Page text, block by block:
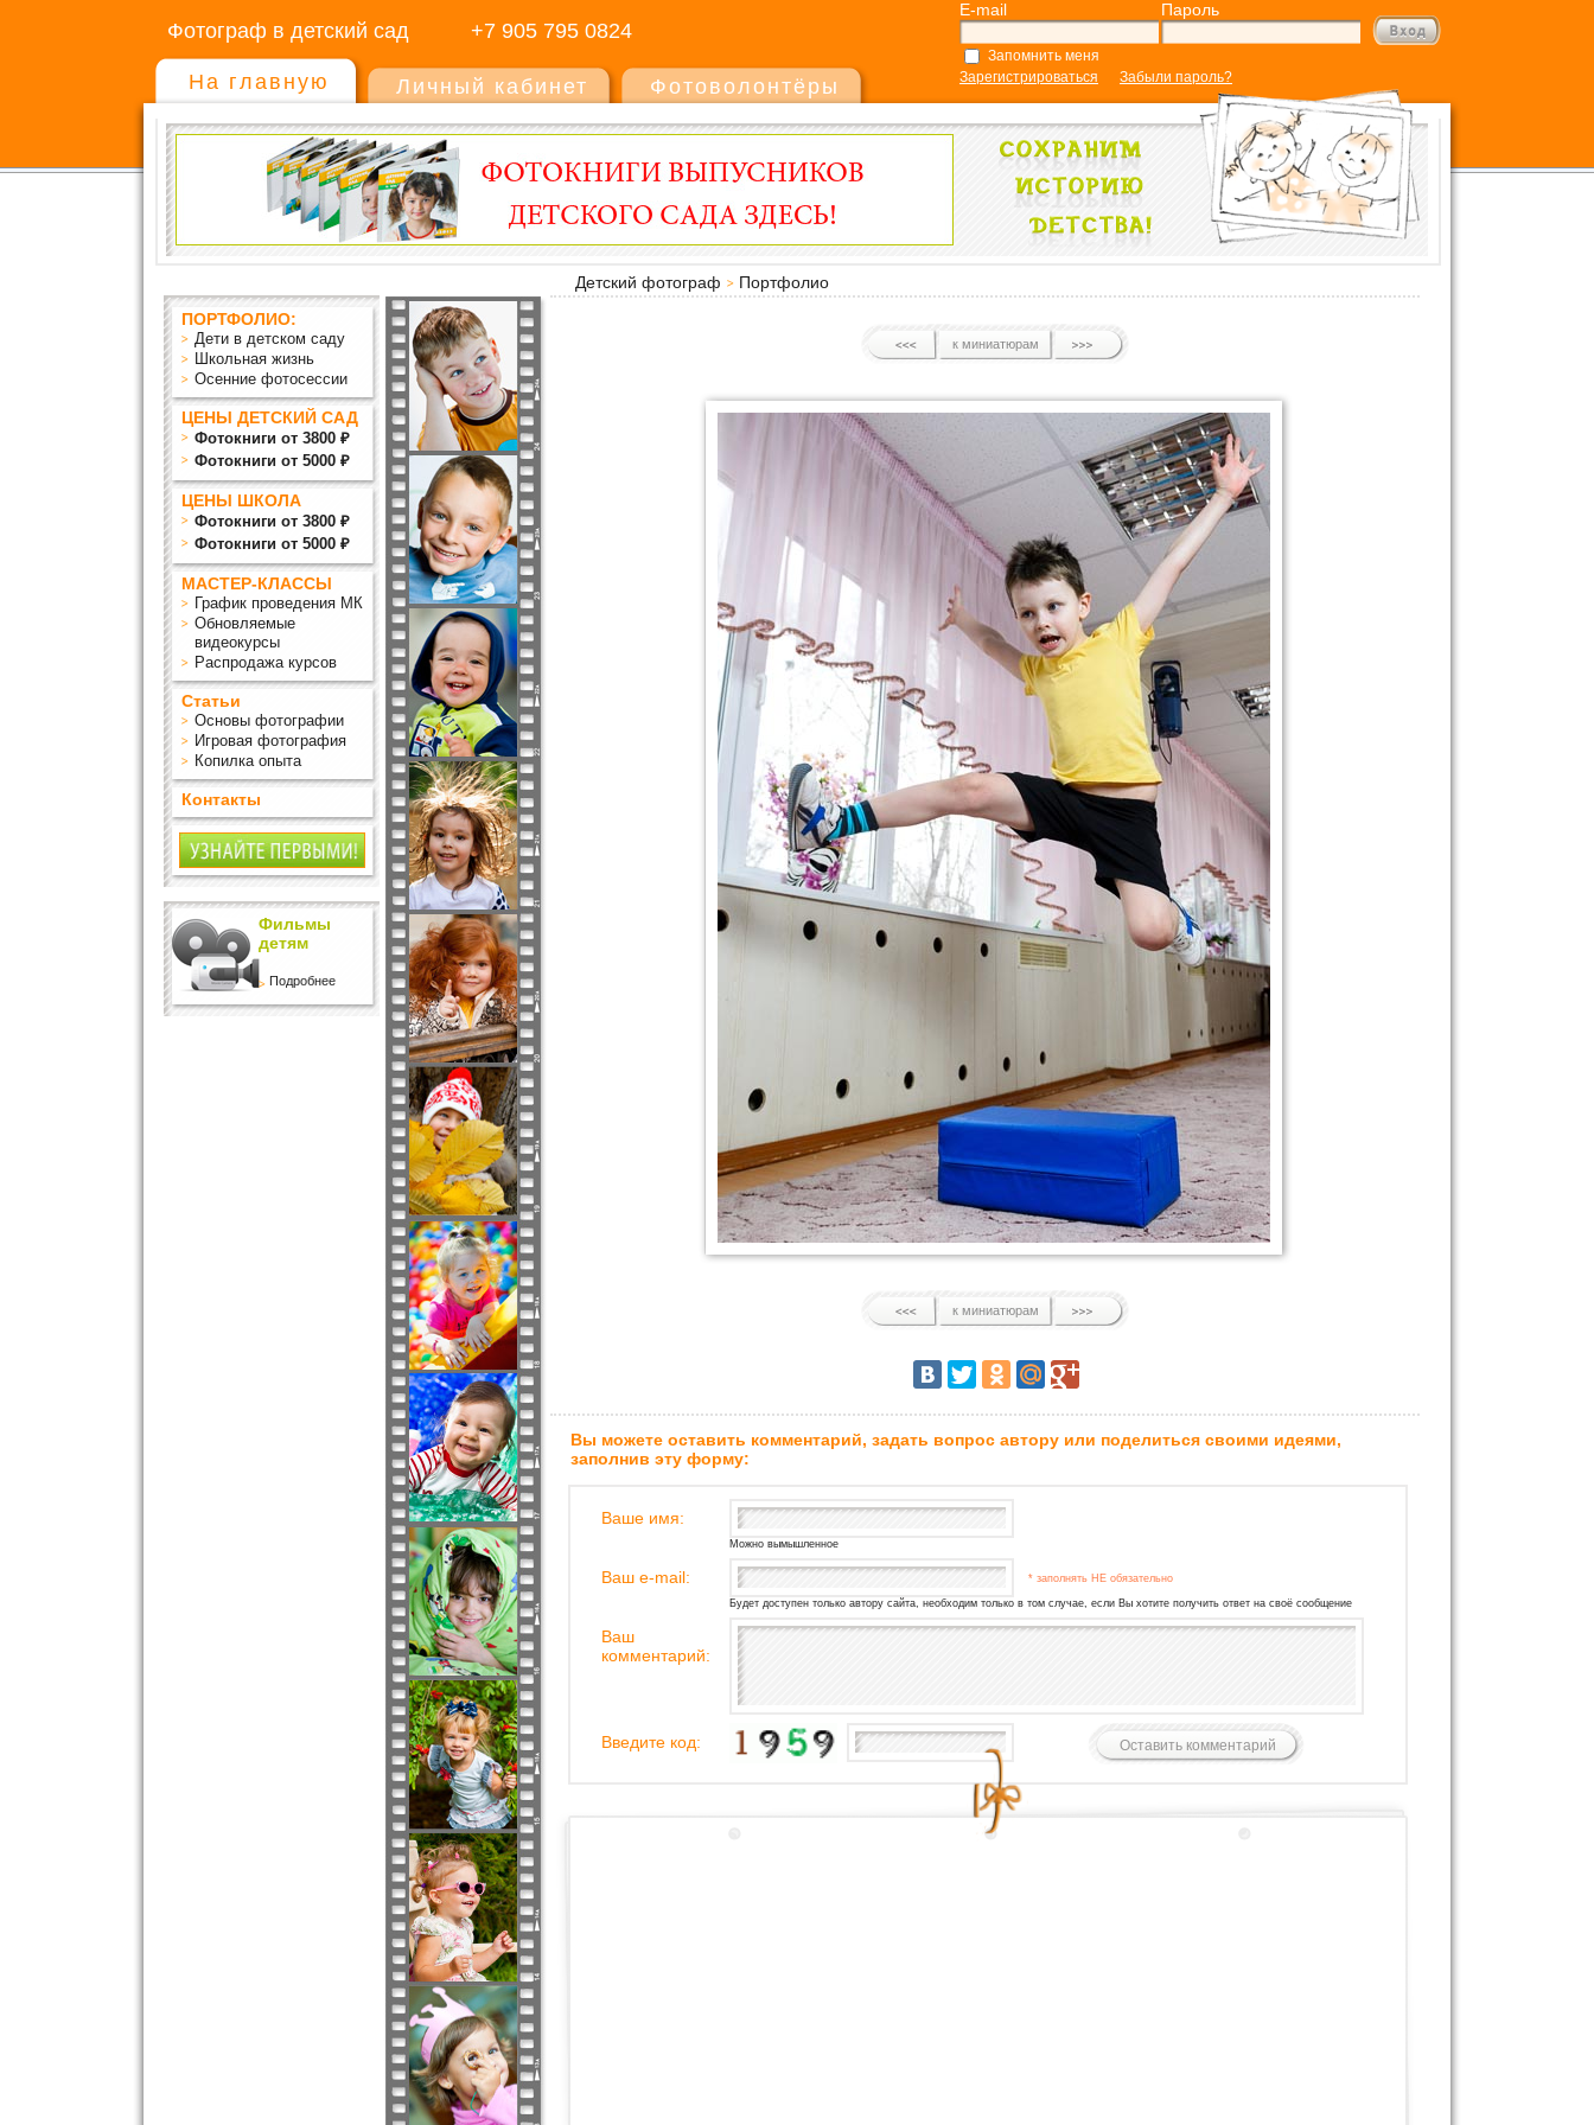
Фотограф в детский сад +7 905 795 0824
E-mail Пароль
Запомнить меня
Зарегистрироваться
Забыли пароль?
На главную Личный кабинет Фотоволонтёры
Детский фотограф
Портфолио
ПОРТФОЛИО:
Дети в детском саду
Школьная жизнь
Осенние фотосессии
ЦЕНЫ ДЕТСКИЙ САД
Фотокниги от 3800 ₽
Фотокниги от 5000 ₽
ЦЕНЫ ШКОЛА
Фотокниги от 3800 ₽
Фотокниги от 5000 ₽
МАСТЕР-КЛАССЫ
График проведения МК
Обновляемые
видеокурсы
Распродажа курсов
Статьи
Основы фотографии
Игровая фотография
Копилка опыта
Контакты
Фильмы
детям
Подробнее
к миниатюрам
к миниатюрам
Вы можете оставить комментарий, задать вопрос автору или поделиться своими идеями,
заполнив эту форму:
Ваше имя:
Можно вымышленное
Ваш e-mail: * заполнять НЕ обязательно
Будет доступен только автору сайта, необходим только в том случае, если Вы хотите получить ответ на своё сообщение
Ваш
комментарий:
Введите код: